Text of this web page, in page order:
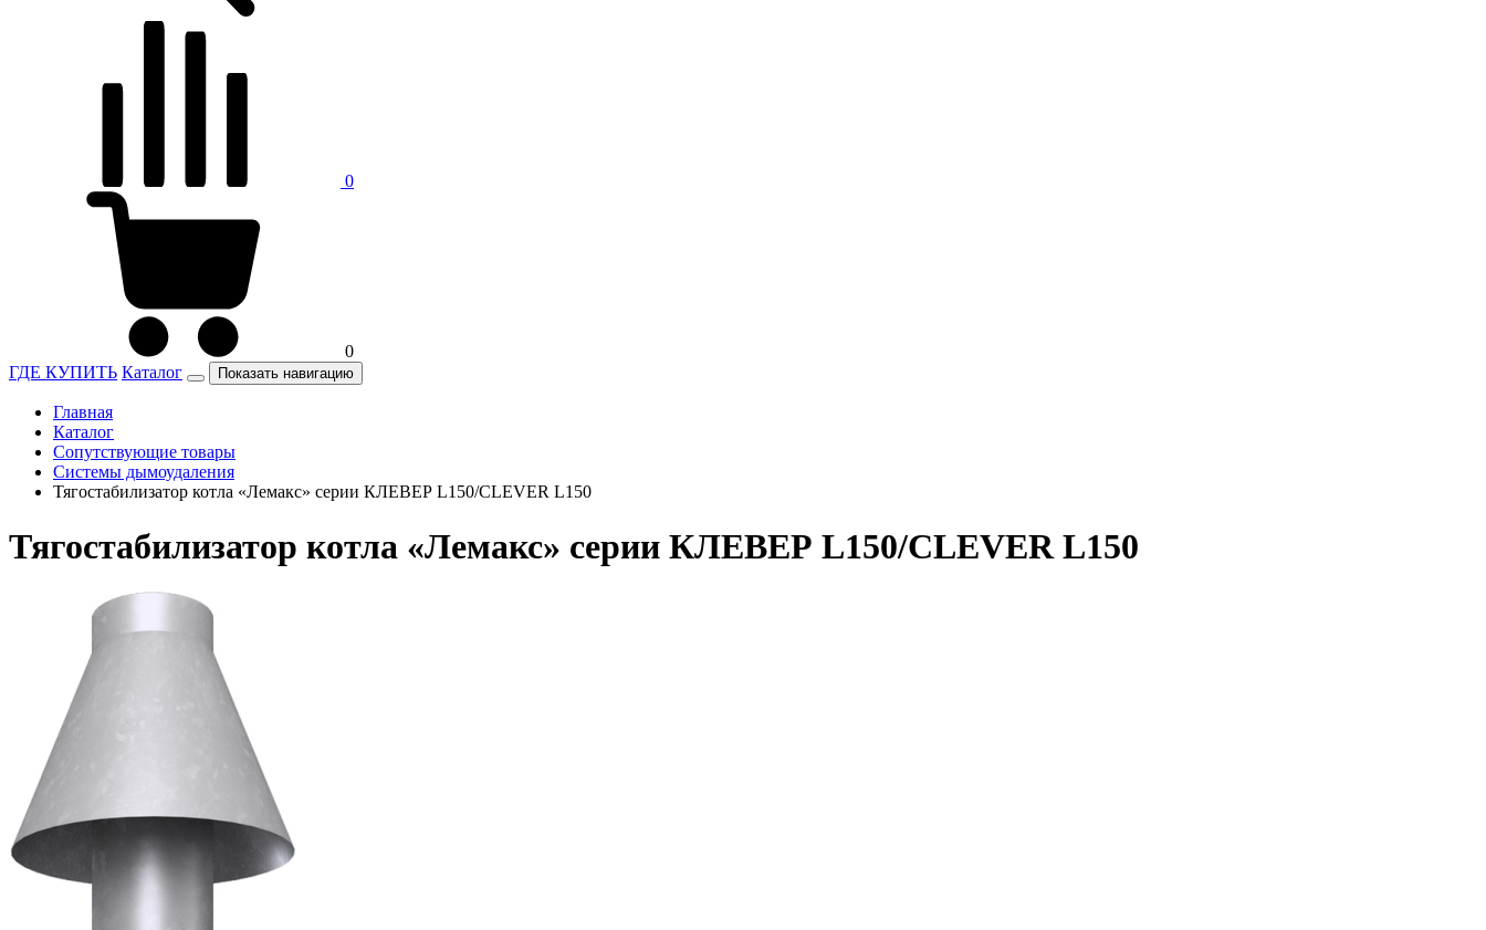
0
0
ГДЕ КУПИТЬ Каталог Показать навигацию
Главная
Каталог
Сопутствующие товары
Системы дымоудаления
Тягостабилизатор котла «Лемакс» серии КЛЕВЕР L150/CLEVER L150
Тягостабилизатор котла «Лемакс» серии КЛЕВЕР L150/CLEVER L150